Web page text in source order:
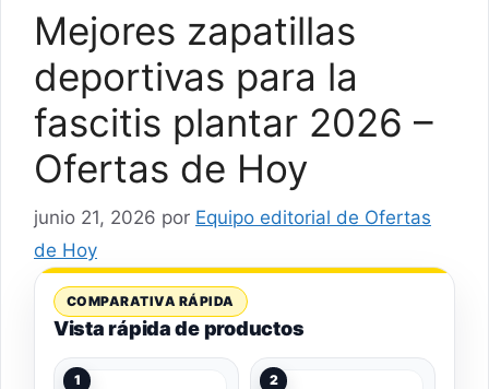
Mejores zapatillas
deportivas para la
fascitis plantar 2026 –
Ofertas de Hoy
junio 21, 2026 por Equipo editorial de Ofertas
de Hoy
COMPARATIVA RÁPIDA
Vista rápida de productos
1 2